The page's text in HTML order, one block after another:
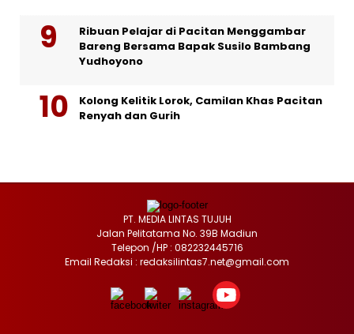
Ribuan Pelajar di Pacitan Menggambar
Bareng Bersama Bapak Susilo Bambang
Yudhoyono
Kolong Kelitik Lorok, Camilan Khas Pacitan
Renyah dan Gurih
PT. MEDIA LINTAS TUJUH
Jalan Pelitatama No. 39B Madiun
Telepon /HP : 082232445716
Email Redaksi : redaksilintas7.net@gmail.com